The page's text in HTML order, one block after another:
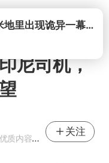
打开
尼司机，
内容创作者
关注